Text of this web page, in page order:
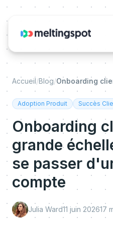
Accueil/Blog/
Adoption Produit Succès
Onboarding
grande
se passer
compte
Julia Ward11 juin 202617